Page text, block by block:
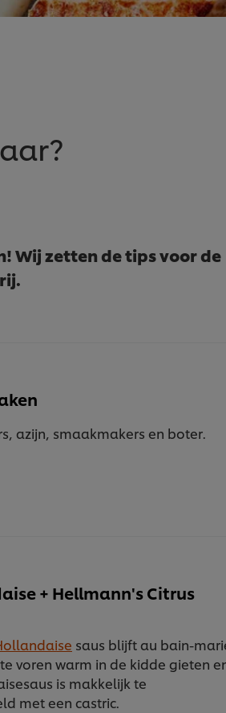
Wij zetten de tips voor de
azijn, smaakmakers en boter.
+ Hellmann's Citrus
saus blijft au bain-
voren warm in de kidde gieten
is makkelijk te
met een castric.